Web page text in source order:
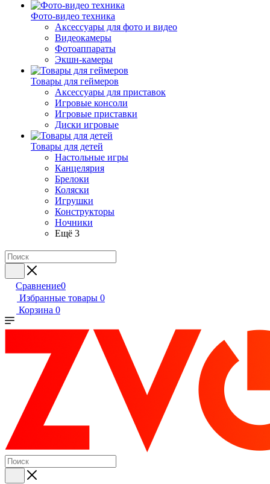
Фото-видео техника
Аксессуары для фото и видео
Видеокамеры
Фотоаппараты
Экшн-камеры
Товары для геймеров
Аксессуары для приставок
Игровые консоли
Игровые приставки
Диски игровые
Товары для детей
Настольные игры
Канцелярия
Брелоки
Коляски
Игрушки
Конструкторы
Ночники
Ещё 3
Сравнение0
Избранные товары 0
Корзина 0